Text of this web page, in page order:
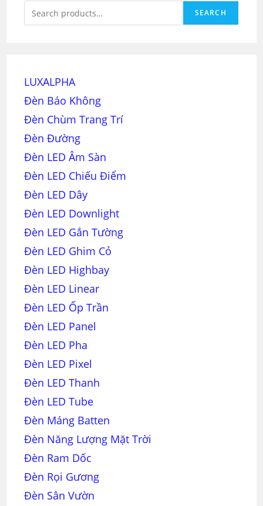
SEARCH
LUXALPHA
Đèn Báo Không
Đèn Chùm Trang Trí
Đèn Đường
Đèn LED Âm Sàn
Đèn LED Chiếu Điểm
Đèn LED Dây
Đèn LED Downlight
Đèn LED Gắn Tường
Đèn LED Ghim Cỏ
Đèn LED Highbay
Đèn LED Linear
Đèn LED Ốp Trần
Đèn LED Panel
Đèn LED Pha
Đèn LED Pixel
Đèn LED Thanh
Đèn LED Tube
Đèn Máng Batten
Đèn Năng Lượng Mặt Trời
Đèn Ram Dốc
Đèn Rọi Gương
Đèn Sân Vườn